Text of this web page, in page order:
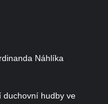
Náhlíka
duchovní hudby ve